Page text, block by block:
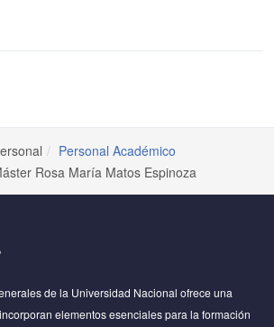
Personal Académico
Rosa María Matos Espinoza
de la Universidad Nacional ofrece una
elementos esenciales para la formación